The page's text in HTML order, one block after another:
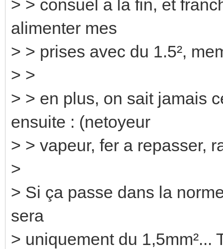
> > consuel a la fin, et
alimenter mes
> > prises avec du 1.5²,
> >
> > en plus, on sait jamais
ensuite : (netoyeur
> > vapeur, fer a repasser,
>
> Si ça passe dans la
sera
> uniquement du 1,5mm²...